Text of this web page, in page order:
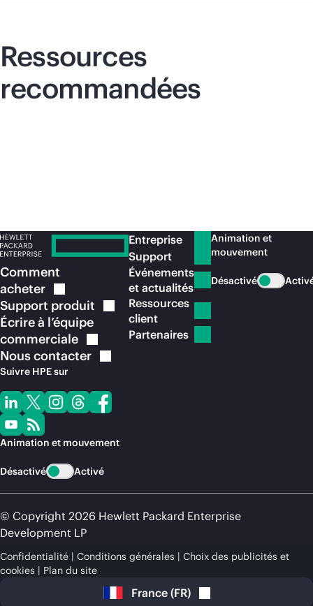
Ressources
recommandées
Comment
acheter
Support produit
Écrire à l’équipe
commerciale
Nouscontacter
Suivre HPE sur
Animation et mouvement
Désactivé Activé
Entreprise
Support
Événements
et actualités
Ressources
client
Partenaires
Animation et
mouvement
Désactivé
© Copyright 2026 Hewlett Packard Enterprise
Development LP
Confidentialité Conditions générales
Choix des publicités et
cookies
Plan du site
France (FR)